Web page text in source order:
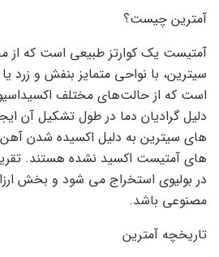
آمترین چیست؟
آمتیست یک کوارتز طبیعی است که از
سیترین، با نواحی متمایز بنفش و زرد
است که از حالت‌های مختلف
دلیل گرادیان دما در طول تشکیل آن
های سیترین به دلیل اکسیده شدن
های آمتیست اکسید نشده هستند.
در بولیوی استخراج می شود و بخش
مصنوعی باشد.
تاریخچه آمترین